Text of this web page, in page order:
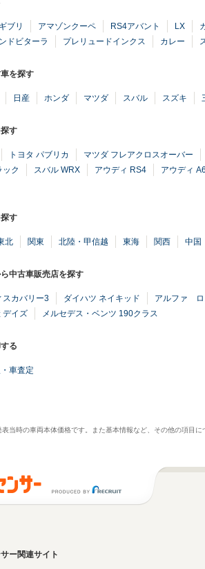
ギブリ アマゾンクーペ RS4アバント LX
ドビターラ プレリュードインクス カレー
を探す
日産 ホンダ マツダ スバル スズキ
す
トヨタ パブリカ マツダ フレアクロスオーバー
ック
スバル WRX アウディ RS4 アウディ
す
北 関東 北陸・甲信越 東海 関西 中国
中古車販売店を探す
スカバリー3 ダイハツ ネイキッド アルファ ロ
デイズ メルセデス・ベンツ 190クラス
る
車査定
当時の車両本体価格です。また基本情報など、その他の項目に
ー関連サイト